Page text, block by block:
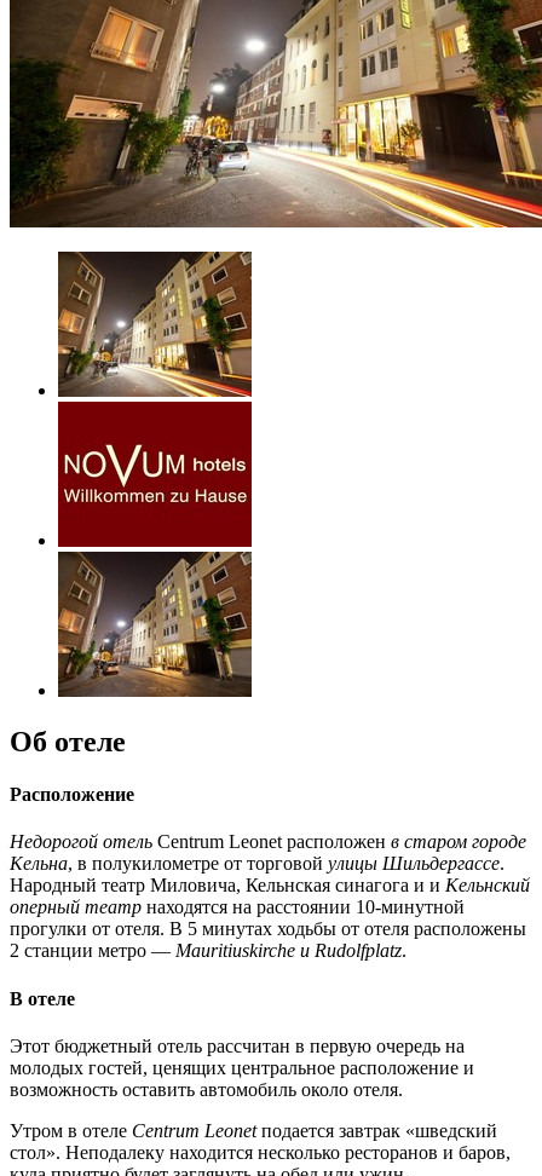
Об отеле
Расположение
Недорогой отель Centrum Leonet расположен в старом городе
Кельна, в полукилометре от торговой улицы Шильдергассе.
Народный театр Миловича, Кельнская синагога и и Кельнский
оперный театр находятся на расстоянии 10-минутной
прогулки от отеля. В 5 минутах ходьбы от отеля расположены
2 станции метро — Mauritiuskirche и Rudolfplatz.
В отеле
Этот бюджетный отель рассчитан в первую очередь на
молодых гостей, ценящих центральное расположение и
возможность оставить автомобиль около отеля.
Утром в отеле Centrum Leonetподается завтрак «шведский
стол». Неподалеку находится несколько ресторанов и баров,